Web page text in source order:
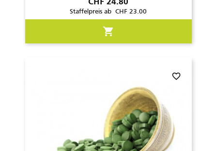
Staffelpreis ab CHF 23.00
shopping_cart
favorite_border